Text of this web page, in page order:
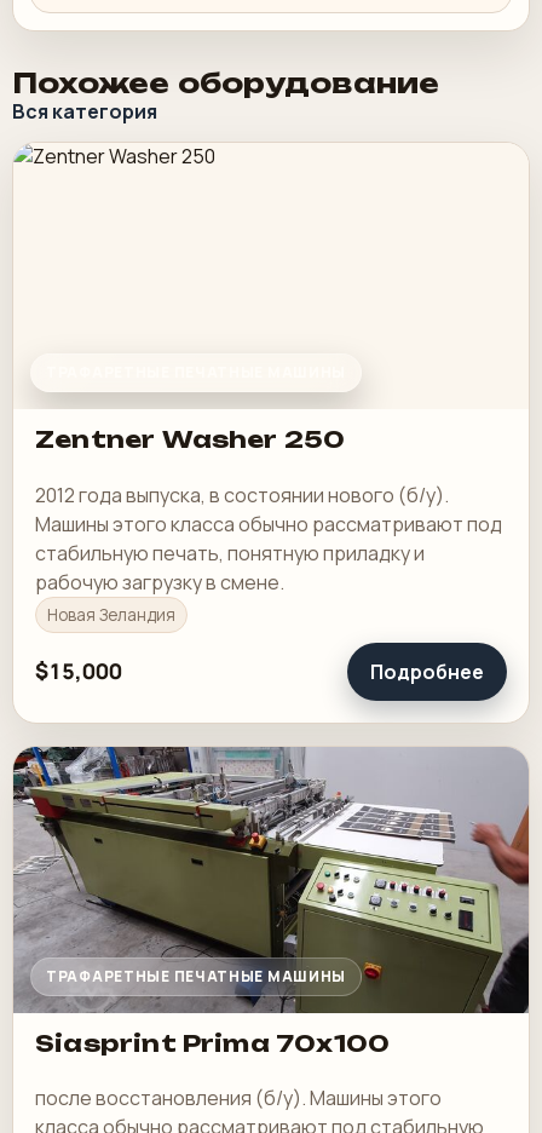
Похожее оборудование
Вся категория
Zentner Washer 250
2012 года выпуска, в состоянии нового (б/у).
Машины этого класса обычно рассматривают под
стабильную печать, понятную приладку и
рабочую загрузку в смене.
Новая Зеландия
$15,000 Подробнее
ТРАФАРЕТНЫЕ ПЕЧАТНЫЕ МАШИНЫ
Siasprint Prima 70x100
после восстановления (б/у). Машины этого
класса обычно рассматривают под стабильную